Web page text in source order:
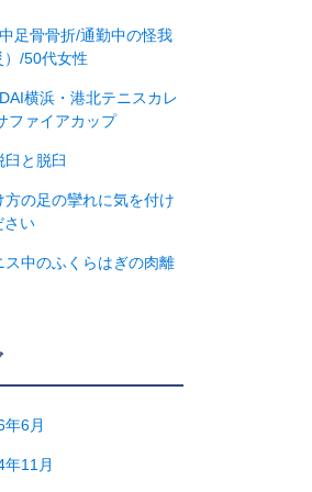
足骨骨折/通勤中の怪我
）/50代女性
横浜・港北テニスカレ
ファイアカップ
臼と脱臼
方の足の攣れに気を付け
さい
ス中のふくらはぎの肉離
年6月
年11月